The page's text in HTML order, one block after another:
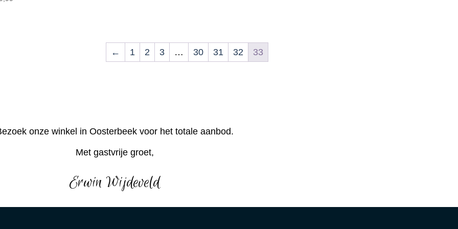
← 1 2 3 … 30 31 32 33
onze winkel in Oosterbeek voor het totale aanbod.
Met gastvrije groet,
Erwin Wijdeveld